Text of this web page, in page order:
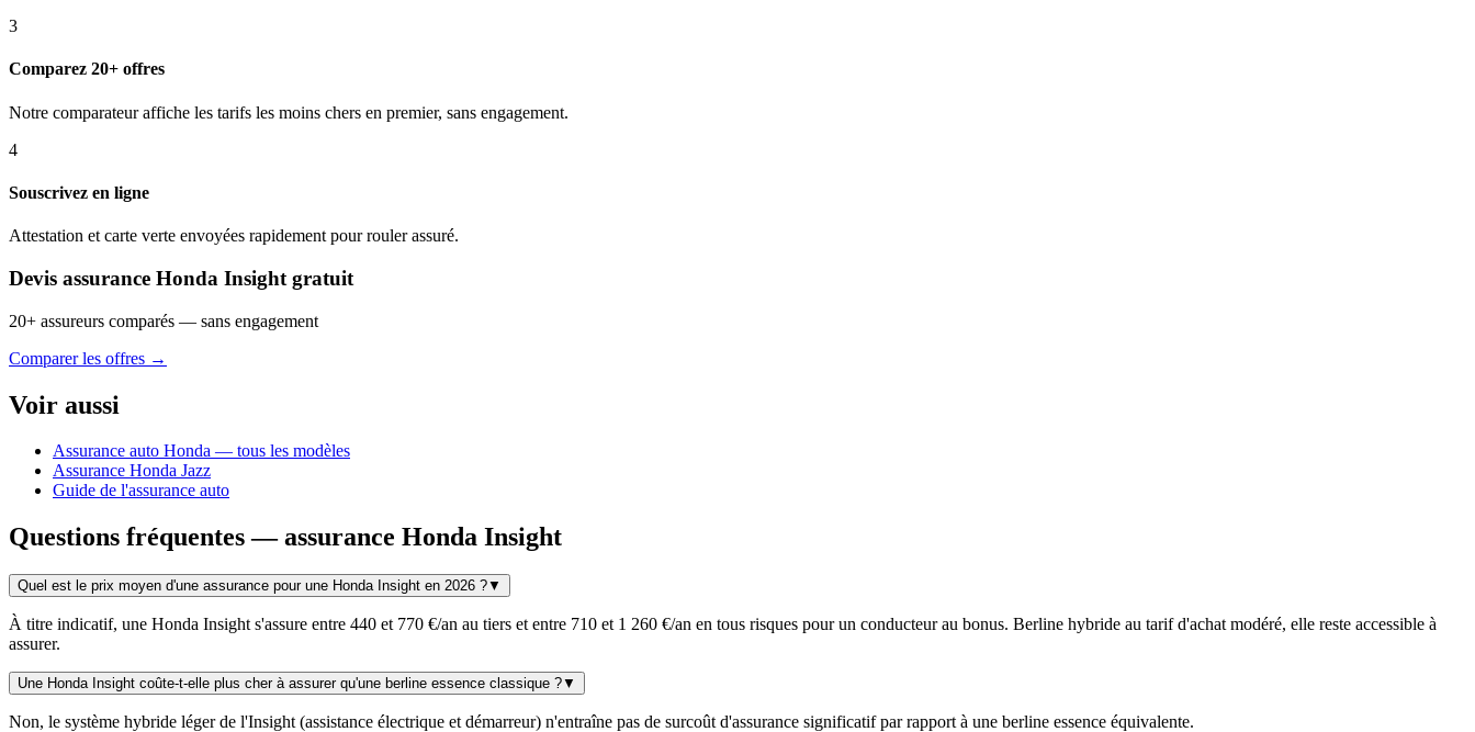
3
Comparez 20+ offres
Notre comparateur affiche les tarifs les moins chers en premier, sans engagement.
4
Souscrivez en ligne
Attestation et carte verte envoyées rapidement pour rouler assuré.
Devis assurance Honda Insight gratuit
20+ assureurs comparés — sans engagement
Comparer les offres →
Voir aussi
Assurance auto Honda — tous les modèles
Assurance Honda Jazz
Guide de l'assurance auto
Questions fréquentes — assurance Honda Insight
Quel est le prix moyen d'une assurance pour une Honda Insight en 2026 ?▼
À titre indicatif, une Honda Insight s'assure entre 440 et 770 €/an au tiers et entre 710 et 1 260 €/an en tous risques pour un conducteur au bonus. Berline hybride au tarif d'achat modéré, elle reste accessible à
assurer.
Une Honda Insight coûte-t-elle plus cher à assurer qu'une berline essence classique ?▼
Non, le système hybride léger de l'Insight (assistance électrique et démarreur) n'entraîne pas de surcoût d'assurance significatif par rapport à une berline essence équivalente.